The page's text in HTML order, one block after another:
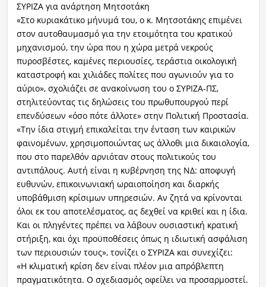
ΣΥΡΙΖΑ για ανάρτηση Μητσοτάκη
«Στο κυριακάτικο μήνυμά του, ο κ. Μητσοτάκης επιμένει
στον αυτοθαυμασμό για την ετοιμότητα του κρατικού
μηχανισμού, την ώρα που η χώρα μετρά νεκρούς
πυροσβέστες, καμένες περιουσίες, τεράστια οικολογική
καταστροφή και χιλιάδες πολίτες που αγωνιούν για το
αύριο», σχολιάζει σε ανακοίνωση του ο ΣΥΡΙΖΑ-ΠΣ,
στηλιτεύοντας τις δηλώσεις του πρωθυπουργού περί
επενδύσεων «όσο πότε άλλοτε» στην Πολιτική Προστασία.
«Την ίδια στιγμή επικαλείται την ένταση των καιρικών
φαινομένων, χρησιμοποιώντας ως άλλοθι μια δικαιολογία,
που στο παρελθόν αρνιόταν στους πολιτικούς του
αντιπάλους. Αυτή είναι η κυβέρνηση της ΝΔ: αποφυγή
ευθυνών, επικοινωνιακή ωραιοποίηση και διαρκής
υποβάθμιση κρίσιμων υπηρεσιών. Αν ζητά να κρίνονται
όλοι εκ του αποτελέσματος, ας δεχθεί να κριθεί και η ίδια.
Και οι πληγέντες πρέπει να λάβουν ουσιαστική κρατική
στήριξη, και όχι προϋποθέσεις όπως η ιδιωτική ασφάλιση
των περιουσιών τους», τονίζει ο ΣΥΡΙΖΑ και συνεχίζει:
«Η κλιματική κρίση δεν είναι πλέον μια απρόβλεπτη
πραγματικότητα. Ο σχεδιασμός οφείλει να προσαρμοστεί.